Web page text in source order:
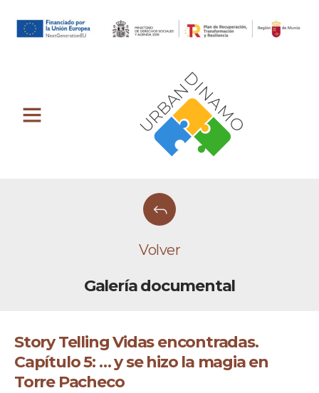
Volver
Galería documental
Story Telling Vidas encontradas.
Capítulo 5: … y se hizo la magia en
Torre Pacheco